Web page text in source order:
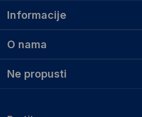
Informacije
O nama
Ne propusti